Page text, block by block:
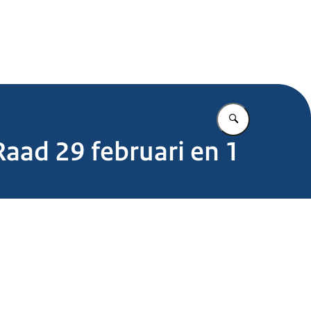
Vul in wat u
29 februari en 1